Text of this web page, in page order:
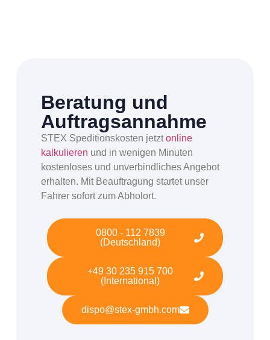
Beratung und
Auftragsannahme
STEX Speditionskosten jetztonline
kalkulieren und in wenigen Minuten
kostenloses und unverbindliches Angebot
erhalten. Mit Beauftragung startet unser
Fahrer sofort zum Abholort.
0800 - 112 7839
(Deutschland)
+49 30 235 915 700
(International)
dispo@stex-gmbh.com